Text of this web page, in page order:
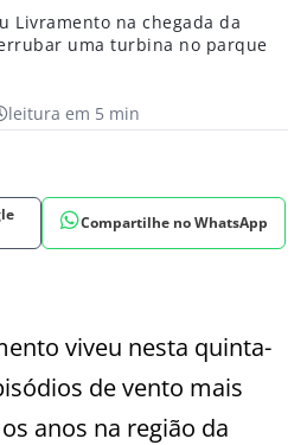
Livramento na chegada da
uma turbina no parque
leitura em 5 min
Compartilhe no WhatsApp
viveu nesta quinta-
de vento mais
anos na região da